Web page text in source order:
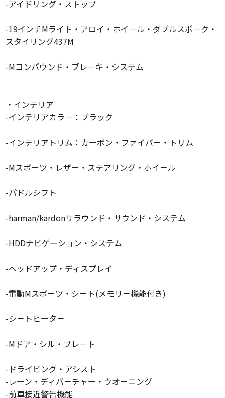
-アイドリング・ストップ
-19インチMライト・アロイ・ホイ－ル・ダブルスポ－ク・
スタイリング437M
-Mコンパウンド・ブレ－キ・システム
・インテリア
-インテリアカラ－：ブラック
-インテリアトリム：カーボン・ファイバ－・トリム
-Mスポ－ツ・レザ－・ステアリング・ホイ－ル
-パドルシフト
-harman/kardonサラウンド・サウンド・システム
-HDDナビゲーション・システム
-ヘッドアップ・ディスプレイ
-電動Mスポ－ツ・シ－ト(メモリ－機能付き)
-シ－トヒータ－
-Mドア・シル・プレ－ト
-ドライビング・アシスト
-レーン・ディバ－チャー・ウオーニング
-前車接近警告機能